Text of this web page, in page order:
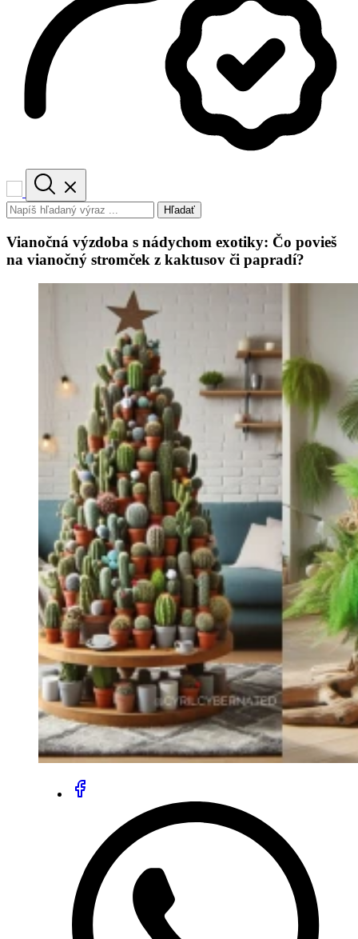
Hľadať
Vianočná výzdoba s nádychom exotiky: Čo povieš
na vianočný stromček z kaktusov či papradí?